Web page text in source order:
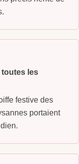
les
festive des
portaient